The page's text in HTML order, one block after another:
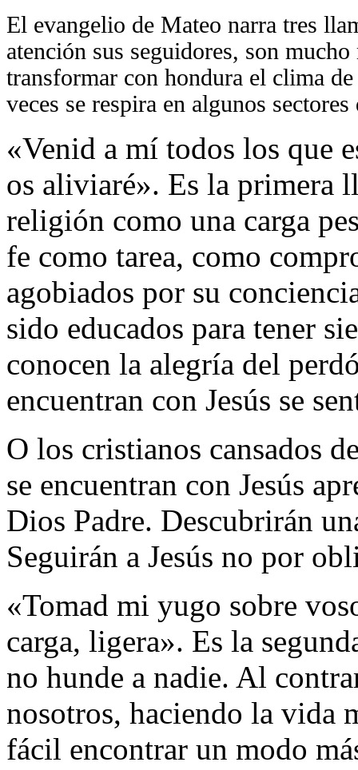
El evangelio de Mateo narra tres
atención sus seguidores, son
transformar con hondura el clima
veces se respira en algunos
«Venid a mí todos los que
os aliviaré». Es la primera
religión como una carga
fe como tarea, como
agobiados por su
sido educados para tener
conocen la alegría del
encuentran con Jesús se
O los cristianos cansados
se encuentran con Jesús
Dios Padre. Descubrirán
Seguirán a Jesús no por
«Tomad mi yugo sobre
carga, ligera». Es la
no hunde a nadie. Al
nosotros, haciendo la vida
fácil encontrar un modo